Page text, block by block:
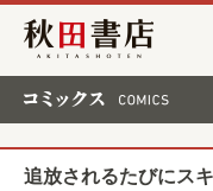
秋田書店
追放されるたびにス